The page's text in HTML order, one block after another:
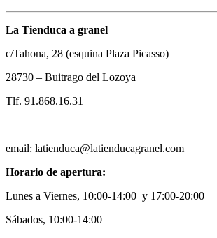
La Tienduca a granel
c/Tahona, 28 (esquina Plaza Picasso)
28730 – Buitrago del Lozoya
Tlf. 91.868.16.31
email: latienduca@latienducagranel.com
Horario de apertura:
Lunes a Viernes, 10:00-14:00 y 17:00-20:00
Sábados, 10:00-14:00